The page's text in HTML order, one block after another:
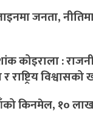
जनता,
कोइराला :
राष्ट्रिय विश्वासको
किनमेल, १०